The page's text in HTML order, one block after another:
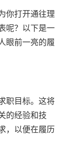
你打开通往理
呢？以下是一
眼前一亮的履
职目标。这将
的经验和技
，以便在履历